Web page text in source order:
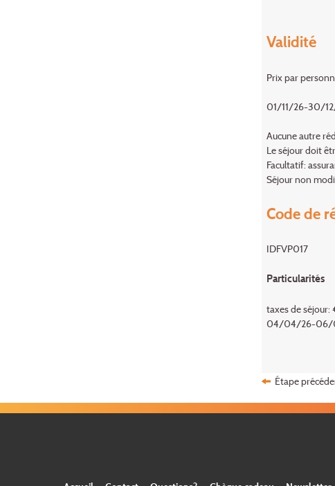
Validité
Prix par
01/11/26-30/
Aucune autre
Le séjour doit
Facultatif:
Séjour non
Code de
IDFVP017
Particularités
taxes de
04/04/26-06/
Étape